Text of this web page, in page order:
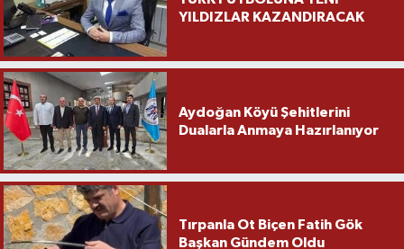
YILDIZLAR KAZANDIRACAK
Aydoğan Köyü Şehitlerini
Dualarla Anmaya Hazırlanıyor
Tırpanla Ot Biçen Fatih Gök
Başkan Gündem Oldu